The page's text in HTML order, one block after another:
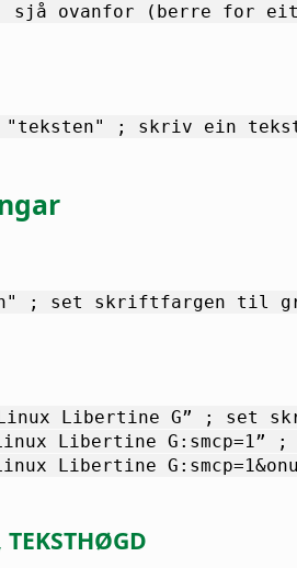
; sjå ovanfor (berre for
"teksten" ; skriv ein
; set skriftfargen til
“Linux Libertine G” ; set
“Linux Libertine
Libertine
TEKSTHØGD